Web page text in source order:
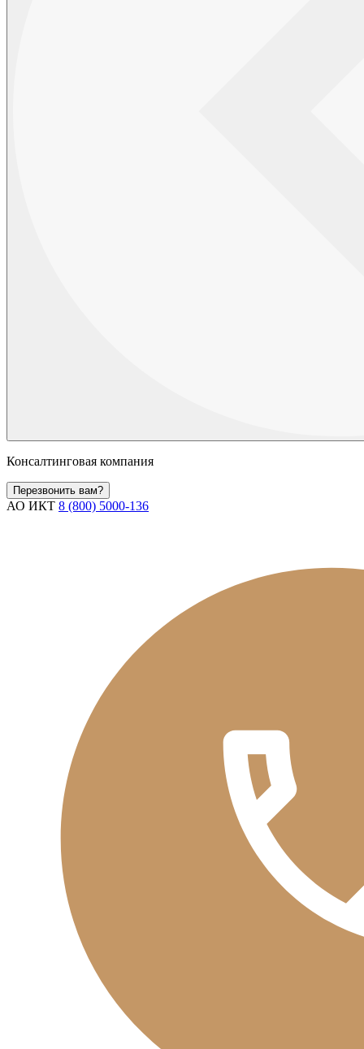
Консалтинговая компания
Перезвонить вам?
АО ИКТ 8 (800) 5000-136